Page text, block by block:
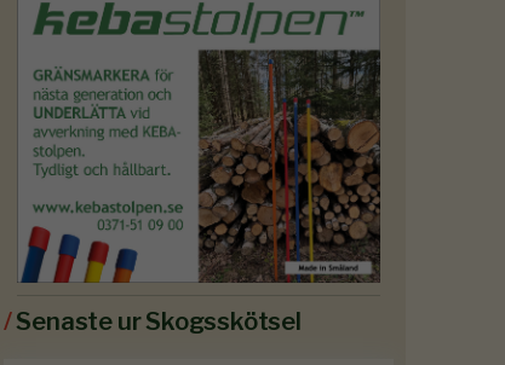
/Senaste ur Skogsskötsel